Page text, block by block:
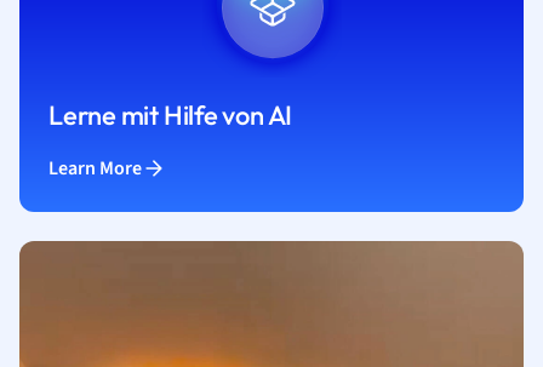
Lerne mit Hilfe von AI
Learn More